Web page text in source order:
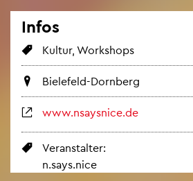
Infos
Kul­tur, Work­shops
Bie­le­feld-Dorn­berg
www.​nsaysnice.​de
Ver­an­stal­ter:
n.​says.​nice